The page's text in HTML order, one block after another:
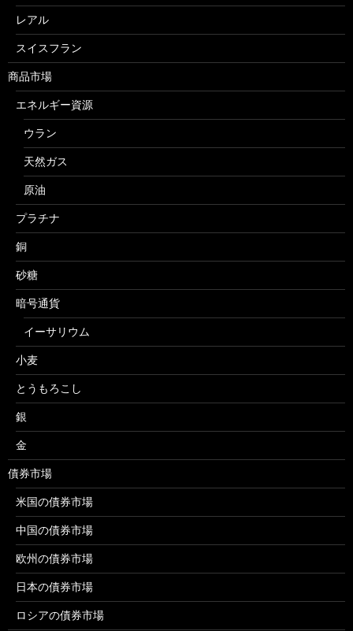
レアル
スイスフラン
商品市場
エネルギー資源
ウラン
天然ガス
原油
プラチナ
銅
砂糖
暗号通貨
イーサリウム
小麦
とうもろこし
銀
金
債券市場
米国の債券市場
中国の債券市場
欧州の債券市場
日本の債券市場
ロシアの債券市場